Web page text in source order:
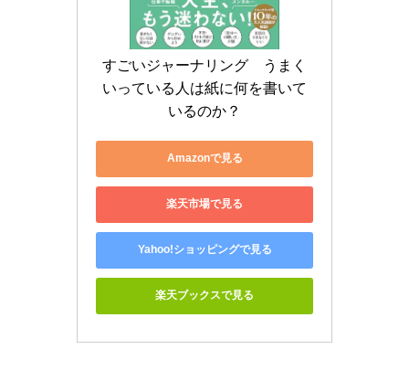
すごいジャーナリング　うまく
いっている人は紙に何を書いて
いるのか？
Amazonで見る
楽天市場で見る
Yahoo!ショッピングで見る
楽天ブックスで見る